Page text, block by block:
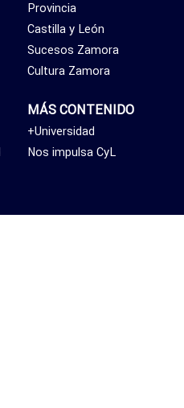
Provincia
Castilla y León
Sucesos Zamora
Cultura Zamora
MÁS CONTENIDO
+Universidad
Nos impulsa CyL